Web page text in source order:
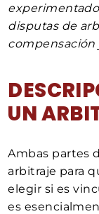
disputas de
compensación
UN
Ambas partes
arbitraje para
elegir si es
es